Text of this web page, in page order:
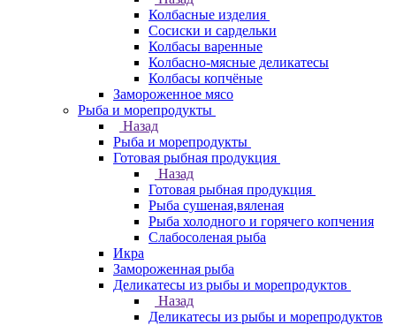
Колбасные изделия
Сосиски и сардельки
Колбасы варенные
Колбасно-мясные деликатесы
Колбасы копчёные
Замороженное мясо
Рыба и морепродукты
Назад
Рыба и морепродукты
Готовая рыбная продукция
Назад
Готовая рыбная продукция
Рыба сушеная,вяленая
Рыба холодного и горячего копчения
Слабосоленая рыба
Икра
Замороженная рыба
Деликатесы из рыбы и морепродуктов
Назад
Деликатесы из рыбы и морепродуктов